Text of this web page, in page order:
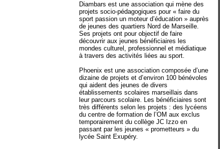
Diambars est une association qui mène des
projets socio-pédagogiques pour « faire du
sport passion un moteur d’éducation » auprès
de jeunes des quartiers Nord de Marseille.
Ses projets ont pour objectif de faire
découvrir aux jeunes bénéficiaires les
mondes culturel, professionnel et médiatique
à travers des activités liées au sport.
Phoenix est une association composée d’une
dizaine de projets et d’environ 100 bénévoles
qui aident des jeunes de divers
établissements scolaires marseillais dans
leur parcours scolaire. Les bénéficiaires sont
très différents selon les projets : des lycéens
du centre de formation de l’OM aux exclus
temporairement du collège JC Izzo en
passant par les jeunes « prometteurs » du
lycée Saint Exupéry.